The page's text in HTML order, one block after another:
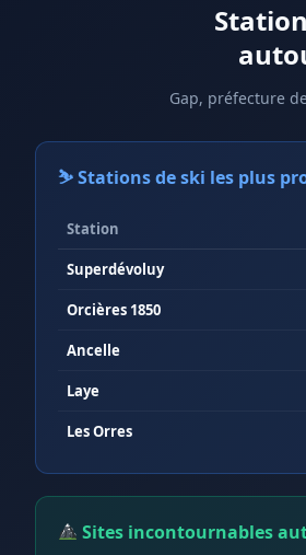
Gap, préfecture
⛷️ Stations de ski les plus
Station
Superdévoluy
Orcières 1850
Ancelle
Laye
Les Orres
Sites incontournables